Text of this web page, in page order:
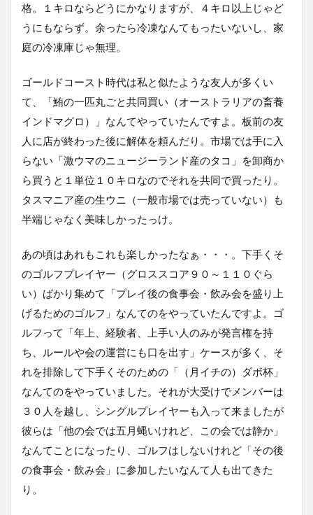
格。１キロならどうにかなりますが、４キロ以上じゃど
うにもならず。余ったら冷凍なんてもったいないし、家
庭の冷凍庫じゃ無理。
ゴールドコースト時代は私と似たような友人が多くい
て、「鮪の一匹丸ごと共同買い（オーストラリアの畜養
インドマグロ）」なんてやっていたんですよ。板前の友
人に店が終わった後に解体を頼んだり。市場では手に入
らない「激ウマのニュージーランド産のタコ」を卸商か
ら買うと１単位１０キロなのでそれを共同で買ったり。
タスマニア産の生ウニ（一般市場では売っていない）も
半端じゃなく美味しかったっけ。
あの頃はあれもこれも楽しかったなぁ・・・。下手くそ
のゴルフプレイヤー（グロススコア９０～１１０ぐら
い）ばかり集めて「プレイ後の食事会・飲み会を盛り上
げるためのゴルフ」なんてのをやっていたんですよ。ゴ
ルフって「年上、経験者、上手い人のみが発言権を持
ち、ルールや会の運営にも口を出す」ケースが多く、そ
れを排除して下手くそのための「（月イチの）ダボ杯」
なんてのをやっていました。それが大受けでメンバーは
３０人を越し、シングルプレイヤーも入って来ましたが
彼らは「他の会では五月蝿いけれど、この会では静か」
なんてことになったり、ゴルフはしないけれど「その後
の食事会・飲み会」に参加したいなんて人も出てきた
り。